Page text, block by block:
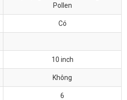
Pollen
Có
10 inch
Không
6